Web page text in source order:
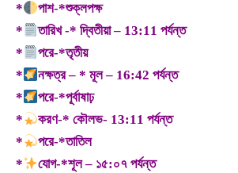
*
পাশ-*শুক্লপক্ষ
*
তারিখ -* দ্বিতীয়া – 13:11 পর্যন্ত
*
পরে-*তৃতীয়
*
নক্ষত্র – * মূল – 16:42 পর্যন্ত
*
পরে-*পূর্বাষাঢ়
*
করণ-* কৌলভ- 13:11 পর্যন্ত
*
পরে-*তাতিল
*
যোগ-*শূল – ১৫:০৭ পর্যন্ত